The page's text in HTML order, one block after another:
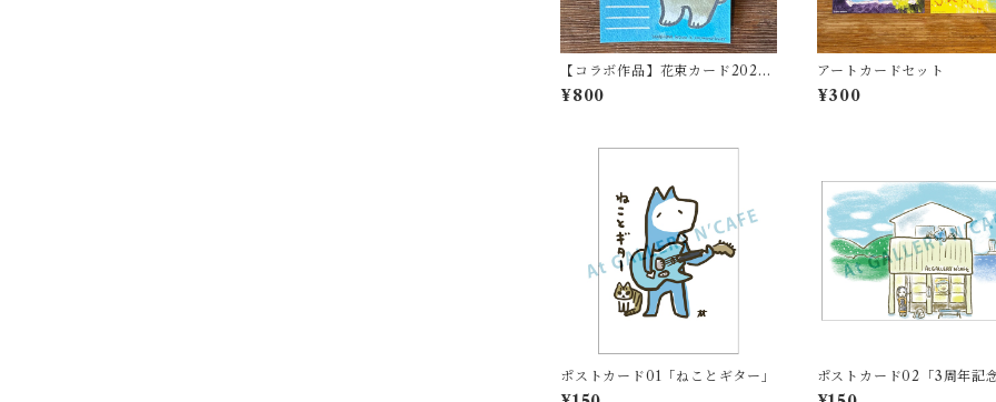
【コラボ作品】花束カード2025s
pring（cocohanaflower × たか
しまてつを）
¥800
アートカードセット
¥300
ポストカード01「ねことギター」
ポストカード02「3周年記
ド」